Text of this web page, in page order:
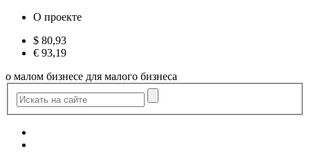
О проекте
$ 80,93
€ 93,19
о малом бизнесе для малого бизнеса